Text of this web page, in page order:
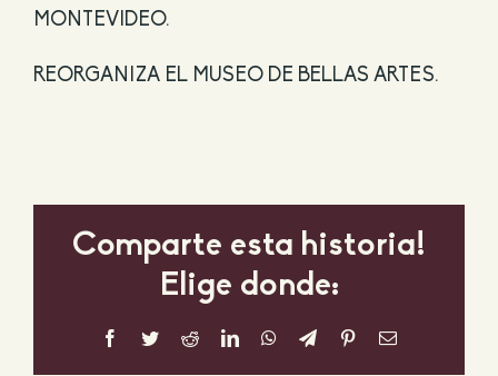
MONTEVIDEO.
REORGANIZA EL MUSEO DE BELLAS ARTES.
Comparte esta historia!
Elige donde:
Facebook
TwitterRedditLinkedInWhatsApp
TelegramPinterestCorreo